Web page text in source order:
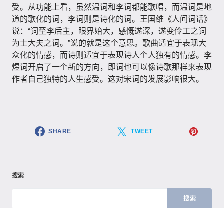
受。从功能上看，虽然温词和李词都能歌唱，而温词是地
道的歌化的词，李词则是诗化的词。王国维《人间词话》
说：​“词至李后主，眼界始大，感慨遂深，遂变伶工之词
为士大夫之词。​”说的就是这个意思。歌曲适宜于表现大
众化的情感，而诗则适宜于表现诗人个人独有的情感。李
煜词开启了一个新的方向，即词也可以像诗歌那样来表现
作者自己独特的人生感受。这对宋词的发展影响很大。
SHARE TWEET
搜索
搜索